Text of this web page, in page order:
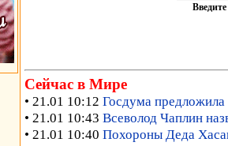
Сейчас в Мире
• 21.01 10:12 Госдума предложила
• 21.01 10:43 Всеволод Чаплин
• 21.01 10:40 Похороны Деда